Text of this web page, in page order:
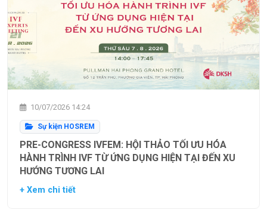
10/07/2026 14:24
Sự kiện HOSREM
PRE-CONGRESS IVFEM: HỘI THẢO TỐI ƯU HÓA
HÀNH TRÌNH IVF TỪ ỨNG DỤNG HIỆN TẠI ĐẾN XU
HƯỚNG TƯƠNG LAI
+ Xem chi tiết